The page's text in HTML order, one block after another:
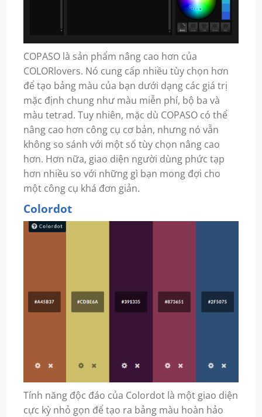
COPASO là sản phẩm nâng cao hơn của
COLORlovers. Nó cung cấp nhiều tùy chọn hơn
để tạo bảng màu của bạn dưới dạng các giá trị
mặc định chung như màu miễn phí, bộ ba và
màu tetrad. Tuy nhiên, mặc dù COPASO có thể
nâng cao hơn công cụ cơ bản, nhưng nó vẫn
không so sánh với một số tùy chọn nâng cao
hơn. Hơn nữa, giao diện người dùng phức tạp
hơn nhiều so với những gì bạn mong đợi cho
một công cụ khá đơn giản.
Colordot
Tính năng độc đáo của Colordot là một giao diện
cực kỳ nhỏ gọn để tạo ra bảng màu hoàn hảo